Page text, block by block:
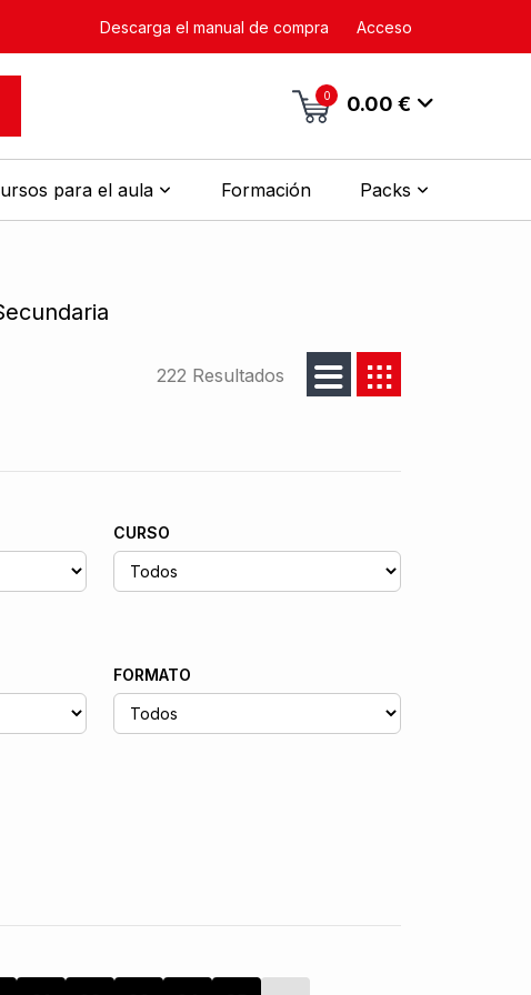
Descarga el manual de compra Acceso
0 0.00 €
para el aula Formación Packs
222 Resultados
CURSO
FORMATO